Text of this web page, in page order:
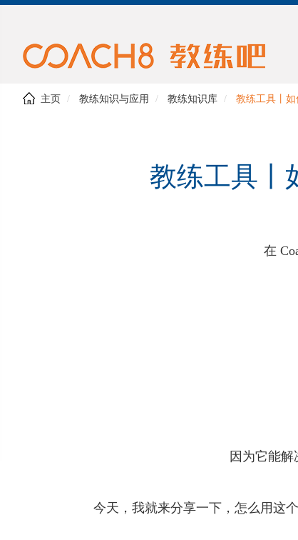
主页 教练知识与应用 教练知识库 教练工具丨如
教练工具丨
在
因为它能
今天，我就来分享一下，怎么用这